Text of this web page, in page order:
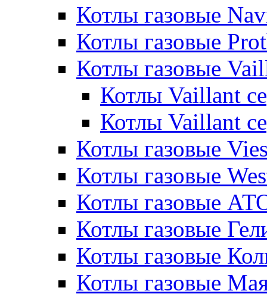
Котлы газовые
Котлы газовые
Котлы газовые
Котлы Vaillant
Котлы Vaillant
Котлы газовые
Котлы газовые
Котлы газовые
Котлы газовые
Котлы газовые
Котлы газовые